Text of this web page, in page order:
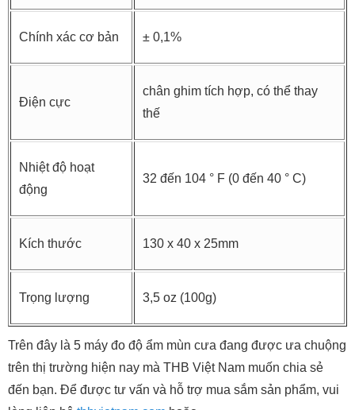
Chính xác cơ bản ± 0,1%
Điện cực
chân ghim tích hợp, có thể thay
thế
Nhiệt độ hoạt
động
32 đến 104 ° F (0 đến 40 ° C)
Kích thước 130 x 40 x 25mm
Trọng lượng 3,5 oz (100g)
Trên đây là 5 máy đo độ ẩm mùn cưa đang được ưa chuộng
trên thị trường hiện nay mà THB Việt Nam muốn chia sẻ
đến bạn. Để được tư vấn và hỗ trợ mua sắm sản phẩm, vui